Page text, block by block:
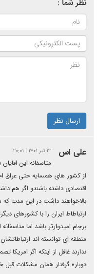
نظر شما :
ارسال نظر
علی اس ۱۳ تیر ۱۴۰۱ | ۲۰:۰۱
متاسفانه این
از کشور های همسایه حتی عراق
اقتصادی داشته باشندو اگر هم
بالاخواهند داشت در این مدت
ارتباطاط ایران را با کشورهای
برجام امیدوارتر باشد اما
منطقه ای توانسته اند
ندارند غافل از اینکه اگر
دوباره گرفتار همان مشکلات